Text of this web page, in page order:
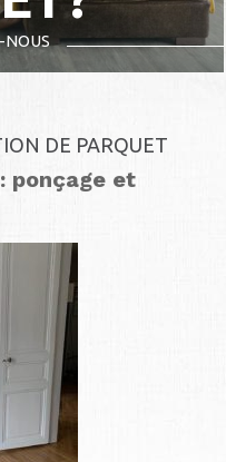
NOUS
DE PARQUET
ponçage et